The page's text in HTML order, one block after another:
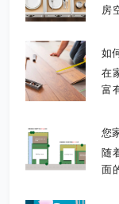
房
如
在
富
您
随
面